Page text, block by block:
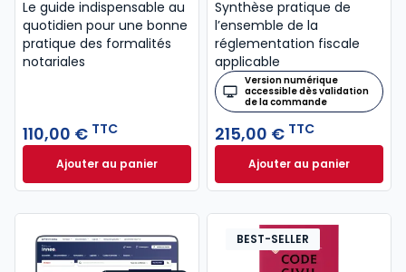
Le guide indispensable au
quotidien pour une bonne
pratique des formalités
notariales
110,00 € TTC
Ajouter au panierGuide du formaliste 2026 à 110,00 € TTC
Synthèse pratique de
l’ensemble de la
réglementation fiscale
applicable
Version numérique
accessible dès validation
de la commande
215,00 € TTC
Ajouter au panier
Mémento Fiscal
BEST-SELLER